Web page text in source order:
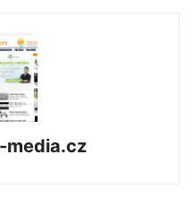
media.cz